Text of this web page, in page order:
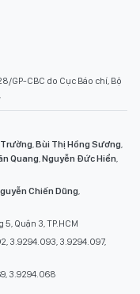
GP-CBC do Cục Báo chí, Bộ
,Bùi Thị Hồng Sương,
Quang,Nguyễn Đức Hiển,
Chiến Dũng,
Quận 3, TP.HCM
3.9294.093, 3.9294.097,
3.9294.068